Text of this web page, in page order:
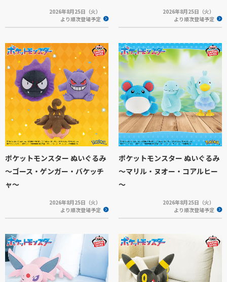
2026年8月25日（火）
より順次登場予定
2026年8月25日（火）
より順次登場予定
ポケットモンスター ぬいぐるみ
～ゴース・ゲンガー・バケッチ
ャ～
2026年8月25日（火）
より順次登場予定
ポケットモンスター ぬいぐるみ
～マリル・ヌオー・コアルヒー
～
2026年8月25日（火）
より順次登場予定